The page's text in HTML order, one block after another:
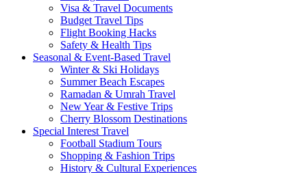
Visa & Travel Documents
Budget Travel Tips
Flight Booking Hacks
Safety & Health Tips
Seasonal & Event-Based Travel
Winter & Ski Holidays
Summer Beach Escapes
Ramadan & Umrah Travel
New Year & Festive Trips
Cherry Blossom Destinations
Special Interest Travel
Football Stadium Tours
Shopping & Fashion Trips
History & Cultural Experiences